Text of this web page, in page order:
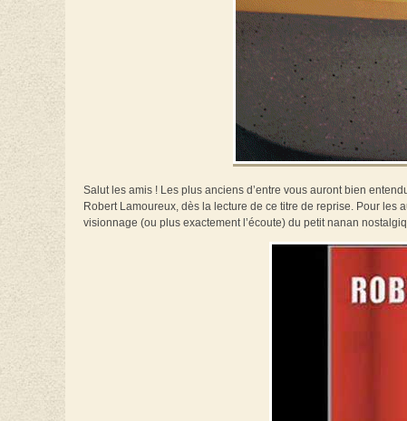
Salut les amis ! Les plus anciens d’entre vous auront bien
Robert Lamoureux, dès la lecture de ce titre de reprise. Pour
visionnage (ou plus exactement l’écoute) du petit nanan